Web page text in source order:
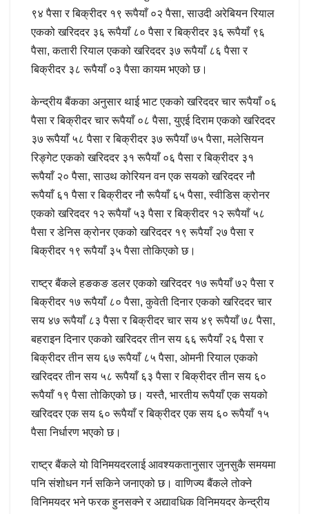
९४ पैसा र बिक्रीदर १९ रूपैयाँ ०२ पैसा, साउदी अरेबियन रियाल
एकको खरिददर ३६ रूपैयाँ ८० पैसा र बिक्रीदर ३६ रूपैयाँ ९६
पैसा, कतारी रियाल एकको खरिददर ३७ रूपैयाँ ८६ पैसा र
बिक्रीदर ३८ रूपैयाँ ०३ पैसा कायम भएको छ।
केन्द्रीय बैंकका अनुसार थाई भाट एकको खरिददर चार रूपैयाँ ०६
पैसा र बिक्रीदर चार रूपैयाँ ०८ पैसा, युएई दिराम एकको खरिददर
३७ रूपैयाँ ५८ पैसा र बिक्रीदर ३७ रूपैयाँ ७५ पैसा, मलेसियन
रिङ्गेट एकको खरिददर ३१ रूपैयाँ ०६ पैसा र बिक्रीदर ३१
रूपैयाँ २० पैसा, साउथ कोरियन वन एक सयको खरिददर नौ
रूपैयाँ ६१ पैसा र बिक्रीदर नौ रूपैयाँ ६५ पैसा, स्वीडिस क्रोनर
एकको खरिददर १२ रूपैयाँ ५३ पैसा र बिक्रीदर १२ रूपैयाँ ५८
पैसा र डेनिस क्रोनर एकको खरिददर १९ रूपैयाँ २७ पैसा र
बिक्रीदर १९ रूपैयाँ ३५ पैसा तोकिएको छ।
राष्ट्र बैंकले हङकङ डलर एकको खरिददर १७ रूपैयाँ ७२ पैसा र
बिक्रीदर १७ रूपैयाँ ८० पैसा, कुवेती दिनार एकको खरिददर चार
सय ४७ रूपैयाँ ८३ पैसा र बिक्रीदर चार सय ४९ रूपैयाँ ७८ पैसा,
बहराइन दिनार एकको खरिददर तीन सय ६६ रूपैयाँ २६ पैसा र
बिक्रीदर तीन सय ६७ रूपैयाँ ८५ पैसा, ओमनी रियाल एकको
खरिददर तीन सय ५८ रूपैयाँ ६३ पैसा र बिक्रीदर तीन सय ६०
रूपैयाँ १९ पैसा तोकिएको छ। यस्तै, भारतीय रूपैयाँ एक सयको
खरिददर एक सय ६० रूपैयाँ र बिक्रीदर एक सय ६० रूपैयाँ १५
पैसा निर्धारण भएको छ।
राष्ट्र बैंकले यो विनिमयदरलाई आवश्यकतानुसार जुनसुकै समयमा
पनि संशोधन गर्न सकिने जनाएको छ। वाणिज्य बैंकले तोक्ने
विनिमयदर भने फरक हुनसक्ने र अद्यावधिक विनिमयदर केन्द्रीय